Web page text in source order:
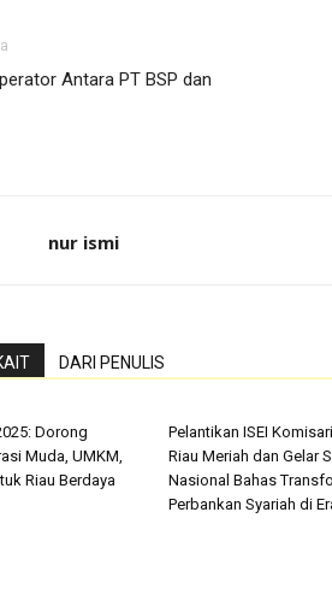
Antara PT BSP dan
nur ismi
DARI PENULIS
Dorong
Muda, UMKM,
Riau Berdaya
Pelantikan ISEI
Riau Meriah dan Gelar
Nasional Bahas
Perbankan Syariah di